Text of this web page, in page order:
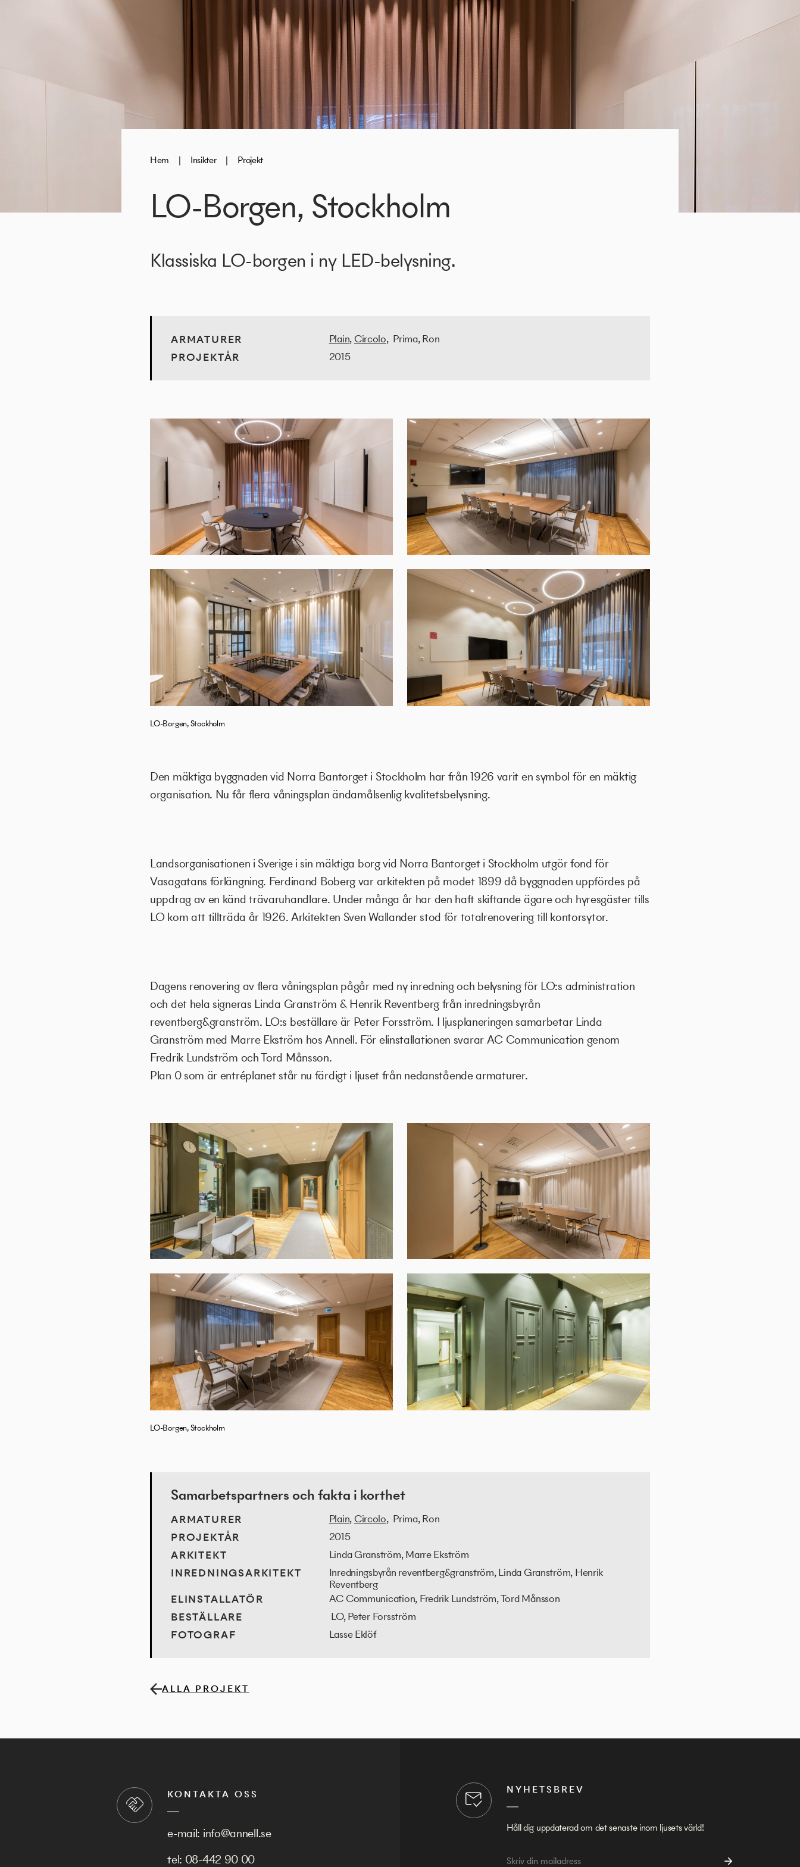
Hem | Insikter | Projekt
LO-Borgen, Stockholm
Klassiska LO-borgen i ny LED-belysning.
ARMATURER Plain,Circolo, Prima, Ron
PROJEKTÅR
2015
LO-Borgen, Stockholm
Den mäktiga byggnaden vid Norra Bantorget i Stockholm har från 1926 varit en symbol för en mäktig
organisation. Nu får flera våningsplan ändamålsenlig kvalitetsbelysning.
Landsorganisationen i Sverige i sin mäktiga borg vid Norra Bantorget i Stockholm utgör fond för
Vasagatans förlängning. Ferdinand Boberg var arkitekten på modet 1899 då byggnaden uppfördes på
uppdrag av en känd trävaruhandlare. Under många år har den haft skiftande ägare och hyresgäster tills
LO kom att tillträda år 1926. Arkitekten Sven Wallander stod för totalrenovering till kontorsytor.
Dagens renovering av flera våningsplan pågår med ny inredning och belysning för LO:s administration
och det hela signeras Linda Granström & Henrik Reventberg från inredningsbyrån
reventberg&granström. LO:s beställare är Peter Forsström. I ljusplaneringen samarbetar Linda
Granström med Marre Ekström hos Annell. För elinstallationen svarar AC Communication genom
Fredrik Lundström och Tord Månsson.
Plan 0 som är entréplanet står nu färdigt i ljuset från nedanstående armaturer.
LO-Borgen, Stockholm
Samarbetspartners och fakta i korthet
ARMATURER Plain,Circolo, Prima, Ron
PROJEKTÅR
2015
ARKITEKT
Linda Granström, Marre Ekström
INREDNINGSARKITEKT
Inredningsbyrån reventberg&granström, Linda Granström, Henrik
Reventberg
ELINSTALLATÖR
AC Communication, Fredrik Lundström, Tord Månsson
BESTÄLLARE
LO, Peter Forsström
FOTOGRAF
Lasse Eklöf
ALLA PROJEKT
KONTAKTA OSS
e-mail: info@annell.se
tel: 08-442 90 00
NYHETSBREV
Håll dig uppdaterad om det senaste inom ljusets värld!